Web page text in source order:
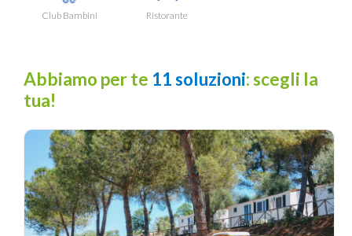
Club Bambini Ristorante
Abbiamo per te 11 soluzioni: scegli la
tua!